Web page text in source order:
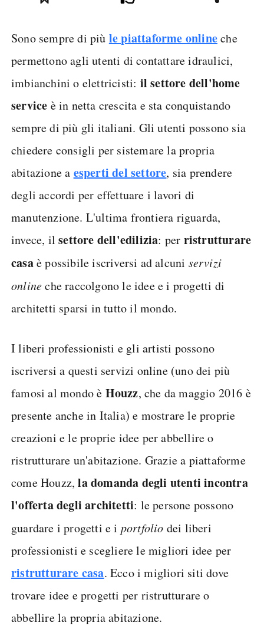
Sono sempre di più le piattaforme onlineche
permettono agli utenti di contattare idraulici,
imbianchini o elettricisti: il settore dell'home
service è in netta crescita e sta conquistando
sempre di più gli italiani. Gli utenti possono sia
chiedere consigli per sistemare la propria
abitazione a esperti del settore, sia prendere
degli accordi per effettuare i lavori di
manutenzione. L'ultima frontiera riguarda,
invece, ilsettore dell'edilizia: per ristrutturare
casaè possibile iscriversi ad alcuni servizi
onlineche raccolgono le idee e i progetti di
architetti sparsi in tutto il mondo.
I liberi professionisti e gli artisti possono
iscriversi a questi servizi online (uno dei più
famosi al mondo è Houzz, che da maggio 2016 è
presente anche in Italia) e mostrare le proprie
creazioni e le proprie idee per abbellire o
ristrutturare un'abitazione. Grazie a piattaforme
come Houzz,la domanda degli utenti incontra
l'offerta degli architetti: le persone possono
guardare i progetti e i portfolio dei liberi
professionisti e scegliere le migliori idee per
ristrutturare casa. Ecco i migliori siti dove
trovare idee e progetti per ristrutturare o
abbellire la propria abitazione.